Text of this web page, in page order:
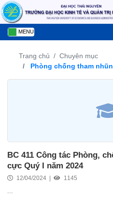
MENU
Trang chủ
Chuyên mục
Phòng chống tham
BC 411 Công tác Phòng,
cực Quý I năm 2024
12/04/2024 | 1145
...